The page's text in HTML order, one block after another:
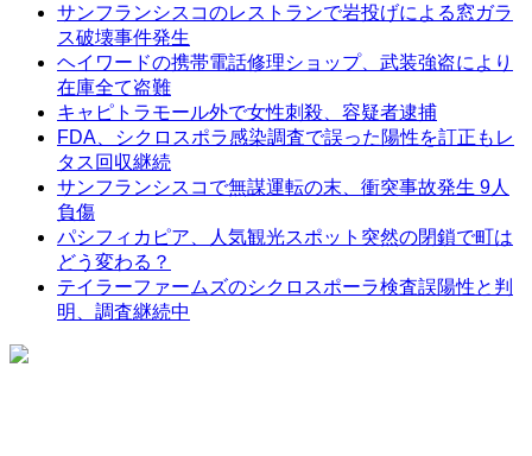
サンフランシスコのレストランで岩投げによる窓ガラ
ス破壊事件発生
ヘイワードの携帯電話修理ショップ、武装強盗により
在庫全て盗難
キャピトラモール外で女性刺殺、容疑者逮捕
FDA、シクロスポラ感染調査で誤った陽性を訂正もレ
タス回収継続
サンフランシスコで無謀運転の末、衝突事故発生 9人
負傷
パシフィカピア、人気観光スポット突然の閉鎖で町は
どう変わる？
テイラーファームズのシクロスポーラ検査誤陽性と判
明、調査継続中